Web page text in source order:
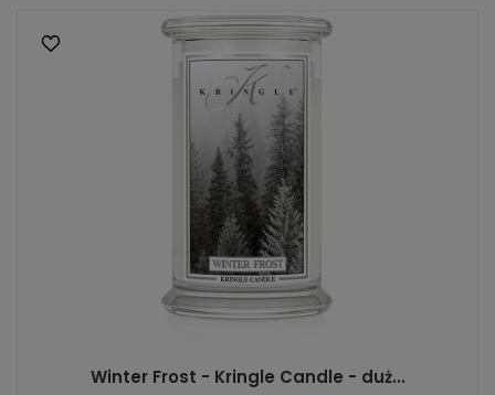
Winter Frost - Kringle Candle - duż...